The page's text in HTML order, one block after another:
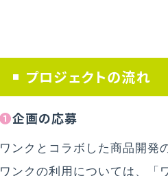
プロジェクトの流れ
❶企画の応募
ワンクとコラボした商品開発
ワンクの利用については、「